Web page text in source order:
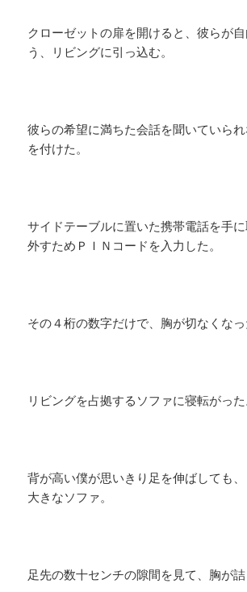
クローゼットの扉を開けると、彼らが
う、リビングに引っ込む。
彼らの希望に満ちた会話を聞いていら
を付けた。
サイドテーブルに置いた携帯電話を手
外すためＰＩＮコードを入力した。
その４桁の数字だけで、胸が切なくなっ
リビングを占拠するソファに寝転がった
背が高い僕が思いきり足を伸ばしても
大きなソファ。
足先の数十センチの隙間を見て、胸が詰